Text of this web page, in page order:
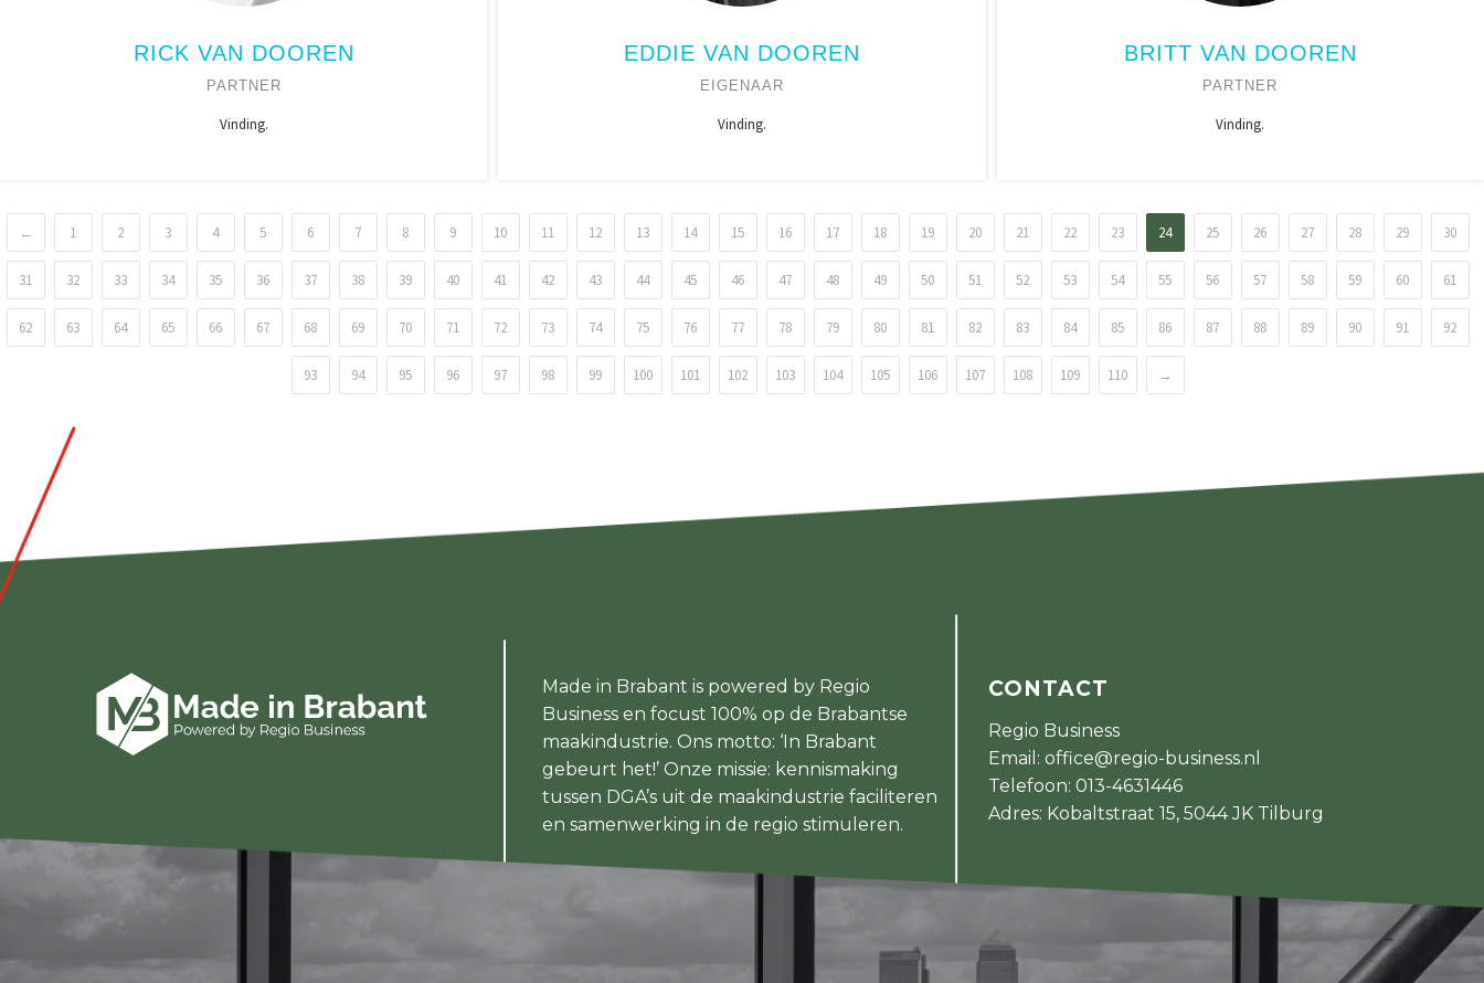
RICK VAN DOOREN
PARTNER
Vinding.
EDDIE VAN DOOREN
EIGENAAR
Vinding.
BRITT VAN DOOREN
PARTNER
Vinding.
← 1 2 3 4 5 6 7 8 9 10 11 12 13 14 15 16 17 18 19 20 21 22 23 24 25 26 27 28 29 30
31 32 33 34 35 36 37 38 39 40 41 42 43 44 45 46 47 48 49 50 51 52 53 54 55 56 57 58 59 60 61
62 63 64 65 66 67 68 69 70 71 72 73 74 75 76 77 78 79 80 81 82 83 84 85 86 87 88 89 90 91 92
93 94 95 96 97 98 99 100 101 102 103 104 105 106 107 108 109 110 →
Made in Brabant is powered by Regio
Business en focust 100% op de Brabantse
maakindustrie. Ons motto: ‘In Brabant
gebeurt het!’ Onze missie: kennismaking
tussen DGA’s uit de maakindustrie faciliteren
en samenwerking in de regio stimuleren.
CONTACT
Regio Business
Email: office@regio-business.nl
Telefoon: 013-4631446
Adres: Kobaltstraat 15, 5044 JK Tilburg